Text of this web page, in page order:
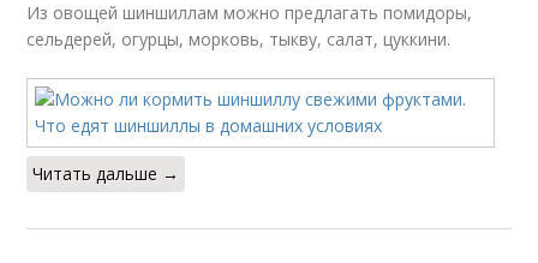
Из овощей шиншиллам можно предлагать помидоры,
сельдерей, огурцы, морковь, тыкву, салат, цуккини.
Читать дальше →